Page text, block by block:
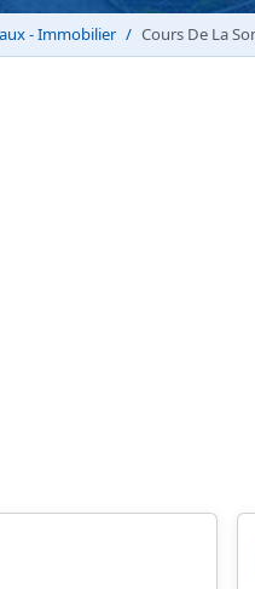
- Immobilier Cours De La